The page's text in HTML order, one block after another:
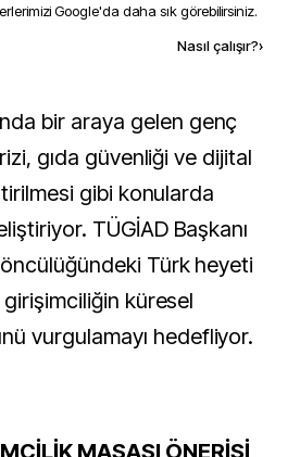
Google'da daha sık görebilirsiniz.
Nasıl çalışır?›
gıda güvenliği ve dijital
gibi konularda
TÜGİAD Başkanı
öncülüğündeki Türk heyeti
küresel
vurgulamayı hedefliyor.
MASASI ÖNERİSİ